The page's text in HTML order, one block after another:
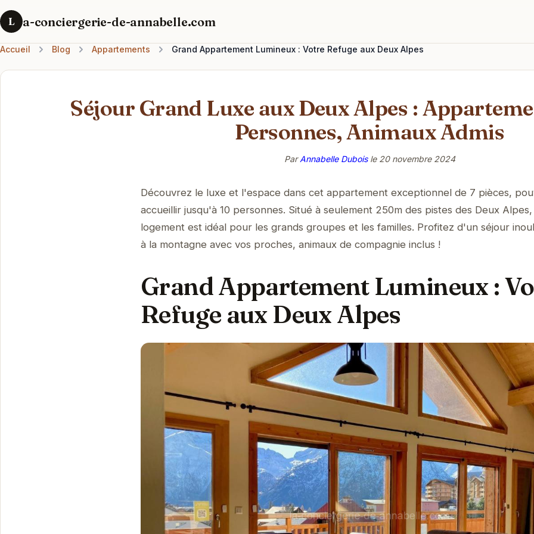
L a-conciergerie-de-annabelle.com
Accueil Blog Appartements Grand Appartement Lumineux : Votre Refuge aux Deux Alpes
Séjour Grand Luxe aux Deux Alpes :
Personnes, Animaux Admis
ParAnnabelle Duboisle 20 novembre 2024
Découvrez le luxe et l'espace dans cet appartement exceptionnel de 7 pièces,
accueillir jusqu'à 10 personnes. Situé à seulement 250m des pistes des Deux
logement est idéal pour les grands groupes et les familles. Profitez d'un séjour
à la montagne avec vos proches, animaux de compagnie inclus !
Grand Appartement Lumineux :
Refuge aux Deux Alpes